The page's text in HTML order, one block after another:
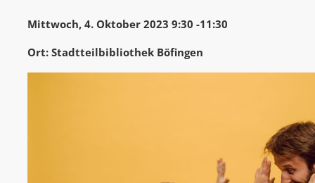
Mittwoch, 4. Oktober 2023 9:30 -11:30
Ort: Stadtteilbibliothek Böfingen